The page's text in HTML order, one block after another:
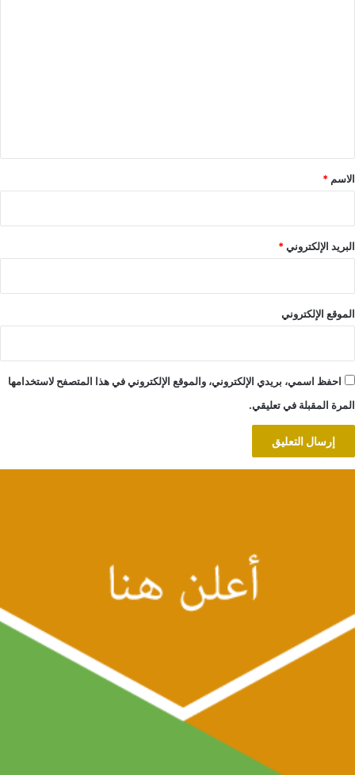
*
الاسم *
البريد الإلكتروني*
الموقع الإلكتروني
احفظ اسمي، بريدي الإلكتروني، والموقع الإلكتروني في هذا المتصفح لاستخدامها
المرة المقبلة في تعليقي.